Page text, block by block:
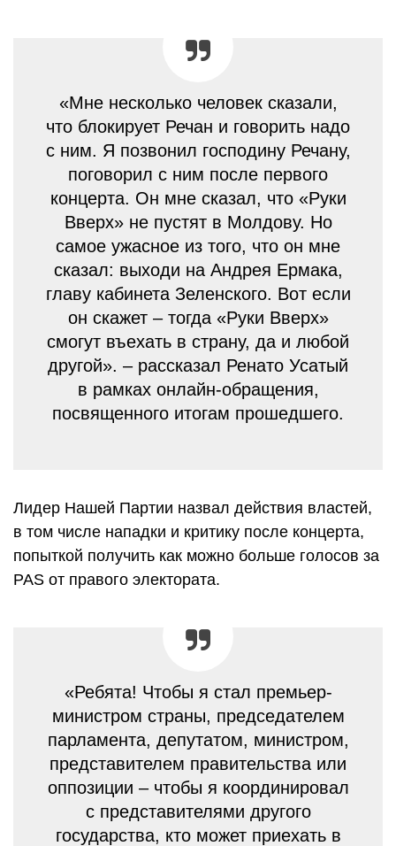
«Мне несколько человек сказали,
что блокирует Речан и говорить надо
с ним. Я позвонил господину Речану,
поговорил с ним после первого
концерта. Он мне сказал, что «Руки
Вверх» не пустят в Молдову. Но
самое ужасное из того, что он мне
сказал: выходи на Андрея Ермака,
главу кабинета Зеленского. Вот если
он скажет – тогда «Руки Вверх»
смогут въехать в страну, да и любой
другой». – рассказал Ренато Усатый
в рамках онлайн-обращения,
посвященного итогам прошедшего.
Лидер Нашей Партии назвал действия властей,
в том числе нападки и критику после концерта,
попыткой получить как можно больше голосов за
PAS от правого электората.
«Ребята! Чтобы я стал премьер-
министром страны, председателем
парламента, депутатом, министром,
представителем правительства или
оппозиции – чтобы я координировал
с представителями другого
государства, кто может приехать в